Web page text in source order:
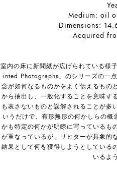
Medium: oil
Dimensions:
Acquired
室内の床に新聞紙が広げられている様
inted Photographs」のシリーズの一
念が如何なるものかをよく伝えるもの
から抽出し、一般化することを意味す
も表さないものと誤解されることが多
いうだけで、有形無形の何かしらの
かも特定の何かが明瞭に写っているも
が重なっているが、リヒターが具象的
結果として何を獲得しようとしている
いるよ